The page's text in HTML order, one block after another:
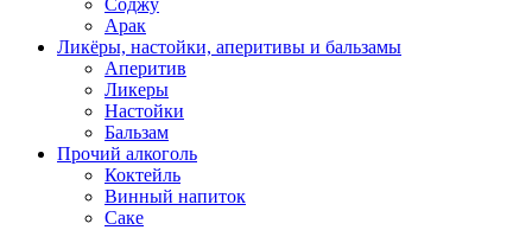
Соджу
Арак
Ликёры, настойки, аперитивы и бальзамы
Аперитив
Ликеры
Настойки
Бальзам
Прочий алкоголь
Коктейль
Винный напиток
Саке